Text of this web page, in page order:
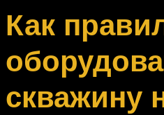
Меню
Как
скважину